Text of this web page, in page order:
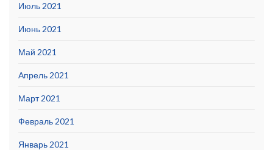
Июль 2021
Июнь 2021
Май 2021
Апрель 2021
Март 2021
Февраль 2021
Январь 2021